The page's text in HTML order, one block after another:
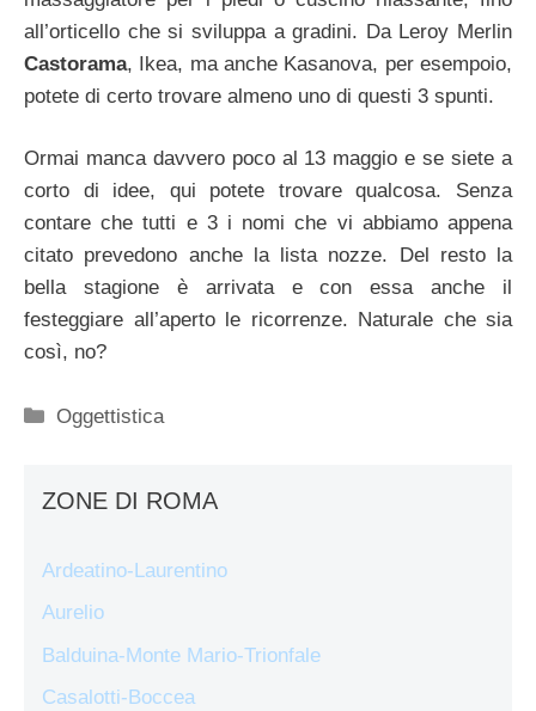
all’orticello che si sviluppa a gradini. Da Leroy Merlin
Castorama, Ikea, ma anche Kasanova, per esempoio,
potete di certo trovare almeno uno di questi 3 spunti.
Ormai manca davvero poco al 13 maggio e se siete a
corto di idee, qui potete trovare qualcosa. Senza
contare che tutti e 3 i nomi che vi abbiamo appena
citato prevedono anche la lista nozze. Del resto la
bella stagione è arrivata e con essa anche il
festeggiare all’aperto le ricorrenze. Naturale che sia
così, no?
Categorie
Oggettistica
ZONE DI ROMA
Ardeatino-Laurentino
Aurelio
Balduina-Monte Mario-Trionfale
Casalotti-Boccea